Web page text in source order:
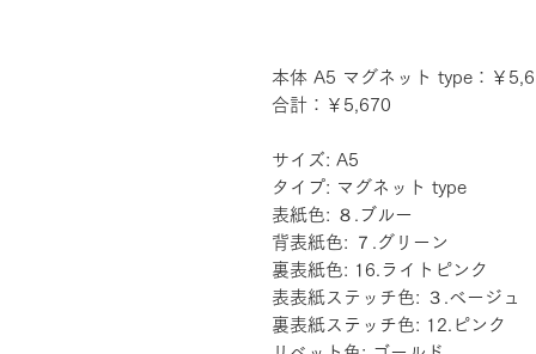
本体 A5 マグネット type：￥
合計：￥5,670
サイズ: A5
タイプ: マグネット type
表紙色: ８.ブルー
背表紙色: ７.グリーン
裏表紙色: 16.ライトピンク
表表紙ステッチ色: ３.ベージュ
裏表紙ステッチ色: 12.ピンク